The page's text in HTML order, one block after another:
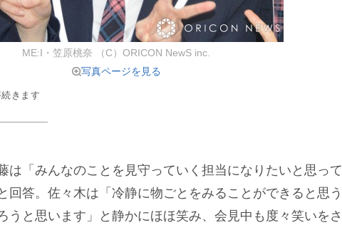
ME:I・笠原桃奈 （C）ORICON NewS inc.
写真ページを見る
きます
「みんなのことを見守っていく担当になりたいと思って
回答。佐々木は「冷静に物ごとをみることができると思う
うと思います」と静かにほほ笑み、会見中も度々笑いをさ